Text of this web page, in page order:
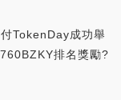
TokenDay成功舉
排名獎勵?